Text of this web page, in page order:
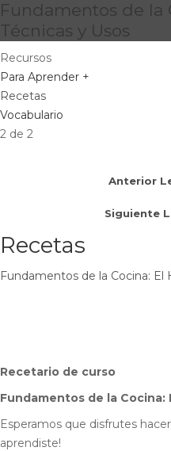
Fundamentos de la
Técnicas y Usos
Recursos
Para Aprender +
Recetas
Vocabulario
2 de 2
Anterior
Siguiente
Recetas
Fundamentos de la Cocina: El
Recetario de curso
Fundamentos de la Cocina:
Esperamos que disfrutes
aprendiste!